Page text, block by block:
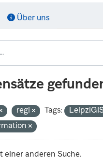
Über uns
regi Tags:
einer anderen Suche.